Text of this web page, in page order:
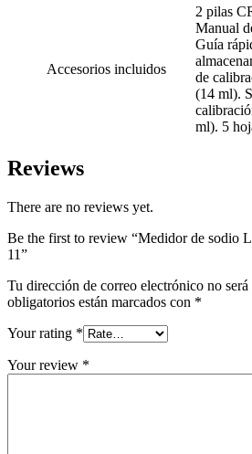
Accesorios incluidos
2 pilas
Manual
Guía
de
(14 ml).
ml). 5
Reviews
There are no reviews yet.
Be the first to review “Medidor de
11”
Tu dirección de correo electrónico no será
obligatorios están marcados con *
Your rating *
Your review *